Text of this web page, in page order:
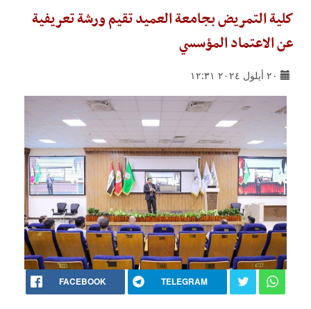
كلية التمريض بجامعة العميد تقيم ورشة تعريفية
عن الاعتماد المؤسسي
٢٠ أيلول ٢٠٢٤ ١٢:٣١
FACEBOOK TELEGRAM